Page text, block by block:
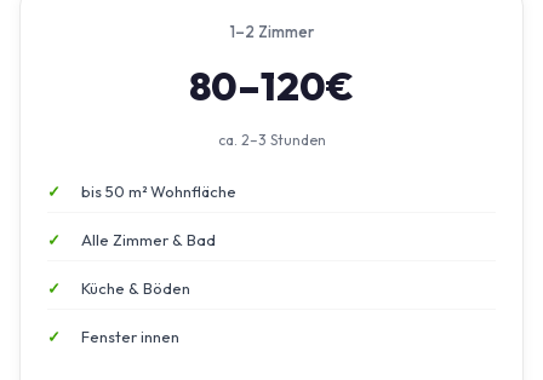
1–2 Zimmer
80–120€
ca. 2–3 Stunden
bis 50 m² Wohnfläche
Alle Zimmer & Bad
Küche & Böden
Fenster innen